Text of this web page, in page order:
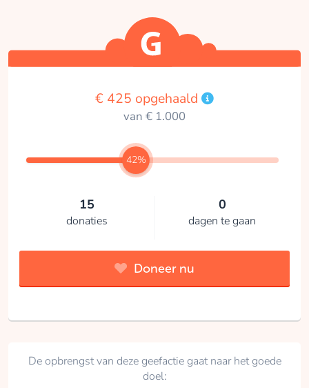
€ 425 opgehaald
van € 1.000
42%
15
donaties
0
dagen te gaan
Doneer nu
De opbrengst van deze geefactie gaat naar het goede
doel: